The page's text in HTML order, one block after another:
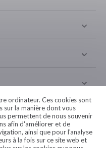
ordinateur. Ces cookies sont
sur la manière dont vous
permettent de nous souvenir
afin d'améliorer et de
ainsi que pour l'analyse
à la fois sur ce site web et